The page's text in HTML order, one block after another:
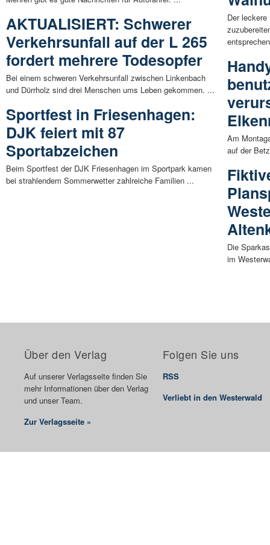
AKTUALISIERT: Schwerer
Verkehrsunfall auf der L 265
fordert mehrere Todesopfer
Bei einem schweren Verkehrsunfall zwischen Linkenbach
und Dürrholz sind drei Menschen ums Leben gekommen. ...
Sportfest in Friesenhagen:
DJK feiert mit 87
Sportabzeichen
Beim Sportfest der DJK Friesenhagen im Sportpark kamen
bei strahlendem Sommerwetter zahlreiche Familien ...
Der
Am
auf der
Die
im
Über den Verlag
Auf unserer Verlagsseite finden Sie
mehr Informationen über den Verlag
und unser Team.
Zur Verlagsseite »
Folgen Sie uns
RSS
Verliebt in den Westerwald